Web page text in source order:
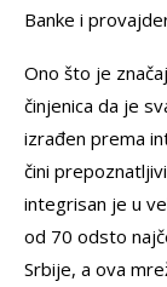
Banke i
Ono što je
činjenica da je
izrađen prema
čini
integrisan je u
od 70 odsto
Srbije, a ova